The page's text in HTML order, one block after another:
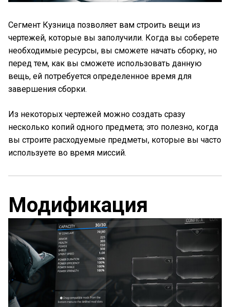
Сегмент Кузница позволяет вам строить вещи из
чертежей, которые вы заполучили. Когда вы соберете
необходимые ресурсы, вы сможете начать сборку, но
перед тем, как вы сможете использовать данную
вещь, ей потребуется определенное время для
завершения сборки.
Из некоторых чертежей можно создать сразу
несколько копий одного предмета; это полезно, когда
вы строите расходуемые предметы, которые вы часто
используете во время миссий.
Модификация